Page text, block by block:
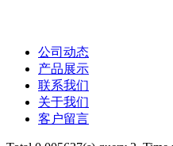
公司动态
产品展示
联系我们
关于我们
客户留言